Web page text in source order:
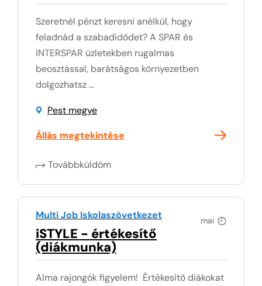
Szeretnél pénzt keresni anélkül, hogy
feladnád a szabadidődet? A SPAR és
INTERSPAR üzletekben rugalmas
beosztással, barátságos környezetben
dolgozhatsz ...
Pest megye
Állás megtekintése
Továbbküldöm
mai
Multi Job Iskolaszövetkezet
iSTYLE - értékesítő
(diákmunka)
Alma rajongók figyelem! Értékesítő diákokat